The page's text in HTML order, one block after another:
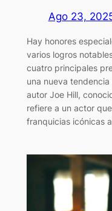
Ago 23,
Hay honores
varios logros
cuatro principales
una nueva
autor Joe Hill,
refiere a un actor
franquicias icónicas